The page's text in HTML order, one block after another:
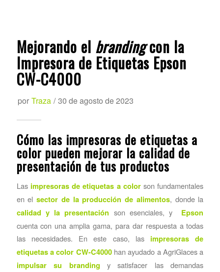
Mejorando el brandingcon la
Impresora de Etiquetas Epson
CW-C4000
por Traza / 30 de agosto de 2023
Cómo las impresoras de etiquetas a
color pueden mejorar la calidad de
presentación de tus productos
Las impresoras de etiquetas a colorson fundamentales
en elsector de la producción de alimentos, donde la
calidad y la presentación son esenciales, y Epson
cuenta con una amplia gama, para dar respuesta a todas
las necesidades. En este caso, las impresoras de
etiquetas a color CW-C4000han ayudado a AgriGlaces a
impulsar su branding y satisfacer las demandas